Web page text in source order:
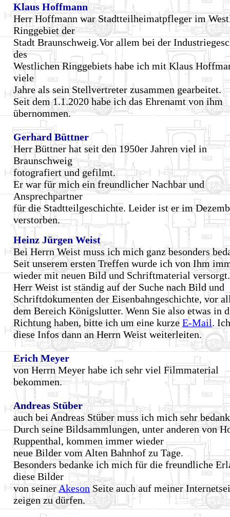
Klaus Hoffmann
Herr Hoffmann war Stadtteilheimatpfleger im
Ringgebiet der
Stadt Braunschweig.Vor allem bei der
des
Westlichen Ringgebiets habe ich mit Klaus
viele
Jahre als sein Stellvertreter zusammen gearbeitet.
Seit dem 1.1.2020 habe ich das Ehrenamt von ihm
übernommen.
Gerhard Büttner
Herr Büttner hat seit den 1950er Jahren viel in
Braunschweig
fotografiert und gefilmt.
Er war für mich ein freundlicher Nachbar und
Ansprechpartner
für die Stadtteilgeschichte. Leider ist er im
verstorben.
Heinz Jürgen Weist
Bei Herrn Weist muss ich mich ganz besonders
Seit unserem ersten Treffen wurde ich von Ihm
wieder mit neuen Bild und Schriftmaterial
Herr Weist ist ständig auf der Suche nach Bild und
Schriftdokumenten der Eisenbahngeschichte, vor
dem Bereich Königslutter. Wenn Sie also etwas in
Richtung haben, bitte ich um eine kurze E-Mail.
diese Infos dann an Herrn Weist weiterleiten.
Erich Meyer
von Herrn Meyer habe ich sehr viel Filmmaterial
bekommen.
Andreas Stüber
auch bei Andreas Stüber muss ich mich sehr
Durch seine Bildsammlungen, unter anderen von
Ruppenthal, kommen immer wieder
neue Bilder vom Alten Bahnhof zu Tage.
Besonders bedanke ich mich für die freundliche
diese Bilder
von seinerAkesonSeite auch auf meiner
zeigen zu dürfen.